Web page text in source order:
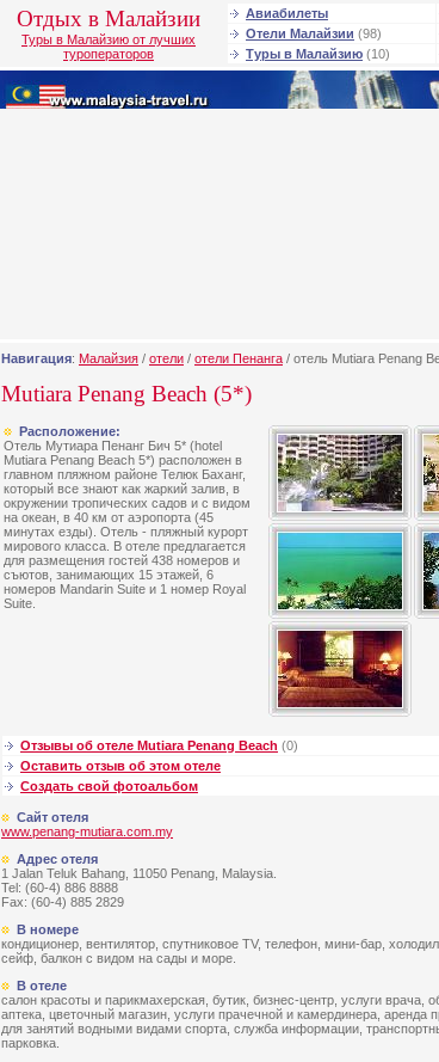
Отдых в Малайзии
Туры в Малайзию от лучших
туроператоров
Авиабилеты
Отели Малайзии (98)
Туры в Малайзию (10)
Навигация: Малайзия / отели / отели Пенанга / отель Mutiara Penang
Mutiara Penang Beach (5*)
Расположение:
Отель Мутиара Пенанг Бич 5* (hotel
Mutiara Penang Beach 5*) расположен в
главном пляжном районе Телюк Баханг,
который все знают как жаркий залив, в
окружении тропических садов и с видом
на океан, в 40 км от аэропорта (45
минутах езды). Отель - пляжный курорт
мирового класса. В отеле предлагается
для размещения гостей 438 номеров и
съютов, занимающих 15 этажей, 6
номеров Mandarin Suite и 1 номер Royal
Suite.
Отзывы об отеле Mutiara Penang Beach (0)
Оставить отзыв об этом отеле
Создать свой фотоальбом
Сайт отеля
www.penang-mutiara.com.my
Адрес отеля
1 Jalan Teluk Bahang, 11050 Penang, Malaysia.
Tel: (60-4) 886 8888
Fax: (60-4) 885 2829
В номере
кондиционер, вентилятор, спутниковое TV, телефон, мини-бар,
сейф, балкон с видом на сады и море.
В отеле
салон красоты и парикмахерская, бутик, бизнес-центр, услуги врача,
аптека, цветочный магазин, услуги прачечной и камердинера, аренда
для занятий водными видами спорта, служба информации,
парковка.